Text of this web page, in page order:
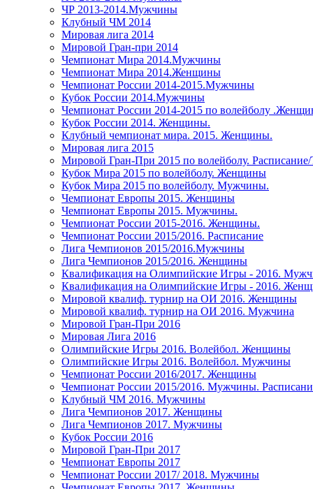
ЧР 2013-2014.Мужчины
Клубный ЧМ 2014
Мировая лига 2014
Мировой Гран-при 2014
Чемпионат Мира 2014.Мужчины
Чемпионат Мира 2014.Женщины
Чемпионат России 2014-2015.Мужчины
Кубок России 2014.Мужчины
Чемпионат России 2014-2015 по волейболу
Кубок России 2014. Женщины.
Клубный чемпионат мира. 2015. Женщины.
Мировая лига 2015
Мировой Гран-При 2015 по волейболу.
Кубок Мира 2015 по волейболу. Женщины
Кубок Мира 2015 по волейболу. Мужчины.
Чемпионат Европы 2015. Женщины
Чемпионат Европы 2015. Мужчины.
Чемпионат России 2015-2016. Женщины.
Чемпионат России 2015/2016. Расписание
Лига Чемпионов 2015/2016.Мужчины
Лига Чемпионов 2015/2016. Женщины
Квалификация на Олимпийские Игры - 2016.
Квалификация на Олимпийские Игры - 2016.
Мировой квалиф. турнир на ОИ 2016. Женщины
Мировой квалиф. турнир на ОИ 2016. Мужчина
Мировой Гран-При 2016
Мировая Лига 2016
Олимпийские Игры 2016. Волейбол. Женщины
Олимпийские Игры 2016. Волейбол. Мужчины
Чемпионат России 2016/2017. Женщины
Чемпионат России 2015/2016. Мужчины.
Клубный ЧМ 2016. Мужчины
Лига Чемпионов 2017. Женщины
Лига Чемпионов 2017. Мужчины
Кубок России 2016
Мировой Гран-При 2017
Чемпионат Европы 2017
Чемпионат России 2017/ 2018. Мужчины